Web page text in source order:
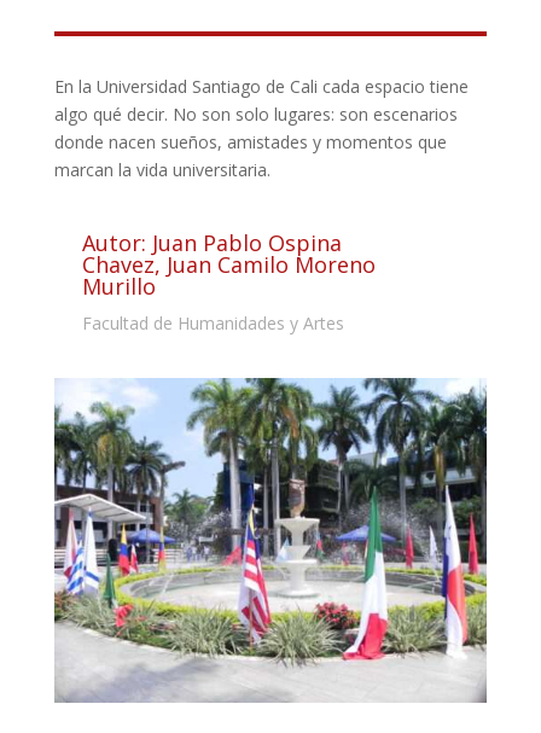
En la Universidad Santiago de Cali cada espacio tiene
algo qué decir. No son solo lugares: son escenarios
donde nacen sueños, amistades y momentos que
marcan la vida universitaria.
Autor: Juan Pablo Ospina
Chavez, Juan Camilo Moreno
Murillo
Facultad de Humanidades y Artes